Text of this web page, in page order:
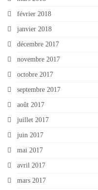
février 2018
janvier 2018
décembre 2017
novembre 2017
octobre 2017
septembre 2017
août 2017
juillet 2017
juin 2017
mai 2017
avril 2017
mars 2017